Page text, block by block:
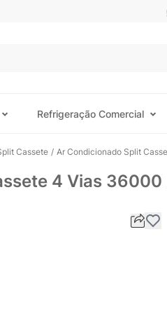
Refrigeração Comercial
Cassete / Ar Condicionado Split
4 Vias